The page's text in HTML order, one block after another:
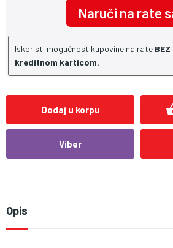
Naruči na rate
Iskoristi mogućnost kupovine na rate
kreditnom karticom.
Dodaj u korpu
Viber
Opis